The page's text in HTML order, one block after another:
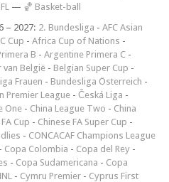
— 🏀 Basket-ball
– 2027: 2. Bundesliga - AFC Asian
Cup - Africa Cup of Nations -
B - Argentine Primera C -
van België - Belgian Super Cup -
Frauen - Bundesliga Österreich -
Premier League - Česká Liga -
One - China League Two - China
Cup - Chinese FA Super Cup -
- CONCACAF Champions League
- Copa Colombia - Copa del Rey -
- Copa Sudamericana - Copa
- Cymru Premier - Cyprus First